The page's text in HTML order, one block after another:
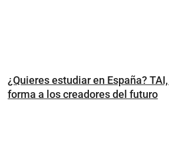
¿Quieres estudiar en España?
forma a los creadores del futuro